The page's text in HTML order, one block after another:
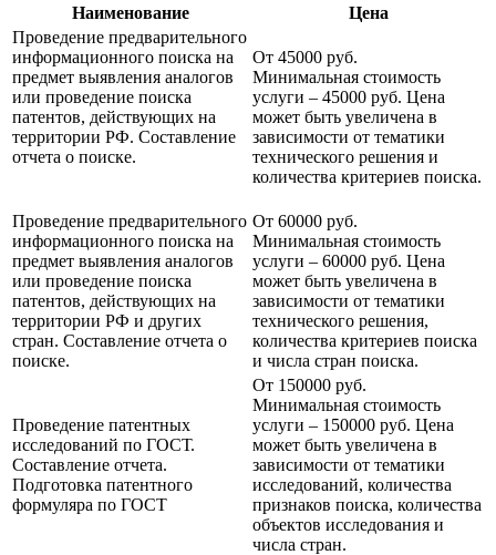
Наименование
Цена
Проведение предварительного
информационного поиска на
предмет выявления аналогов
или проведение поиска
патентов, действующих на
территории РФ. Составление
отчета о поиске.
От 45000 руб.
Минимальная стоимость
услуги – 45000 руб. Цена
может быть увеличена в
зависимости от тематики
технического решения и
количества критериев поиска.
Проведение предварительного
информационного поиска на
предмет выявления аналогов
или проведение поиска
патентов, действующих на
территории РФ и других
стран. Составление отчета о
поиске.
От 60000 руб.
Минимальная стоимость
услуги – 60000 руб. Цена
может быть увеличена в
зависимости от тематики
технического решения,
количества критериев поиска
и числа стран поиска.
Проведение патентных
исследований по ГОСТ.
Составление отчета.
Подготовка патентного
формуляра по ГОСТ
От 150000 руб.
Минимальная стоимость
услуги – 150000 руб. Цена
может быть увеличена в
зависимости от тематики
исследований, количества
признаков поиска, количества
объектов исследования и
числа стран.